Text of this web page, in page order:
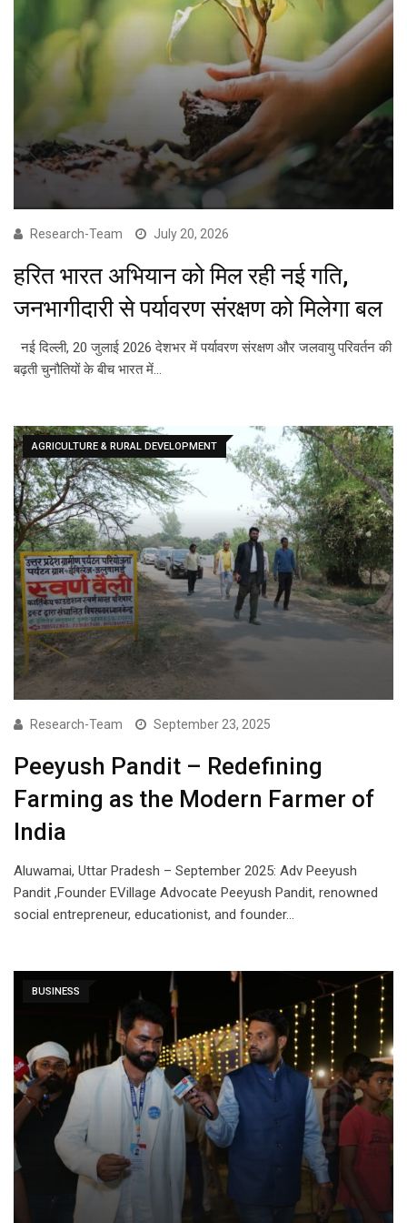
Research-Team July 20, 2026
हरित भारत अभियान को मिल रही नई गति,
जनभागीदारी से पर्यावरण संरक्षण को मिलेगा बल
नई दिल्ली, 20 जुलाई 2026 देशभर में पर्यावरण संरक्षण और जलवायु परिवर्तन की
बढ़ती चुनौतियों के बीच भारत में…
AGRICULTURE & RURAL DEVELOPMENT
Research-Team September 23, 2025
Peeyush Pandit – Redefining
Farming as the Modern Farmer of
India
Aluwamai, Uttar Pradesh – September 2025: Adv Peeyush
Pandit ,Founder EVillage Advocate Peeyush Pandit, renowned
social entrepreneur, educationist, and founder…
BUSINESS